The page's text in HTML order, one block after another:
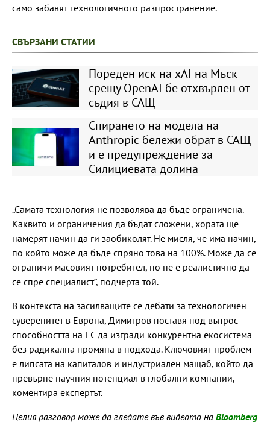
само забавят технологичното разпространение.
СВЪРЗАНИ СТАТИИ
Пореден иск на xAI на Мъск
срещу OpenAI бе отхвърлен от
съдия в САЩ
Спирането на модела на
Anthropic бележи обрат в САЩ
и е предупреждение за
Силициевата долина
„Самата технология не позволява да бъде ограничена.
Каквито и ограничения да бъдат сложени, хората ще
намерят начин да ги заобиколят. Не мисля, че има начин,
по който може да бъде спряно това на 100%. Може да се
ограничи масовият потребител, но не е реалистично да
се спре специалист“, подчерта той.
В контекста на засилващите се дебати за технологичен
суверенитет в Европа, Димитров поставя под въпрос
способността на ЕС да изгради конкурентна екосистема
без радикална промяна в подхода. Ключовият проблем
е липсата на капиталов и индустриален мащаб, който да
превърне научния потенциал в глобални компании,
коментира експертът.
Целия разговор може да гледате във видеото на Bloomberg